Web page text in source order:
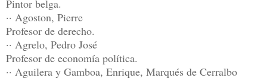
Pintor belga.
·· Agoston, Pierre
Profesor de derecho.
·· Agrelo, Pedro José
Profesor de economía política.
·· Aguilera y Gamboa, Enrique, Marqués de Cerralbo